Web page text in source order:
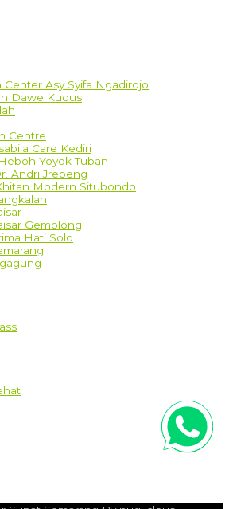
Center Asy Syifa Ngadirojo
Dawe Kudus
Centre
Care Kediri
Yoyok Tuban
Andri Jrebeng
Modern Situbondo
Gemolong
Hati Solo